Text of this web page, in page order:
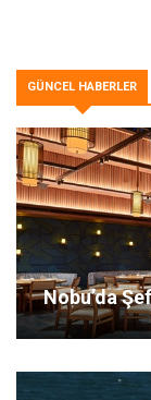
GÜNCEL HABERLER
Nobu’da